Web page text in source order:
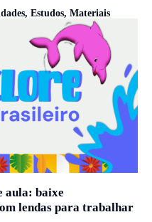
, Estudos, Materiais
aula: baixe
lendas para trabalhar